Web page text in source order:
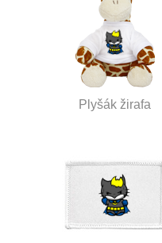
Plyšák žirafa